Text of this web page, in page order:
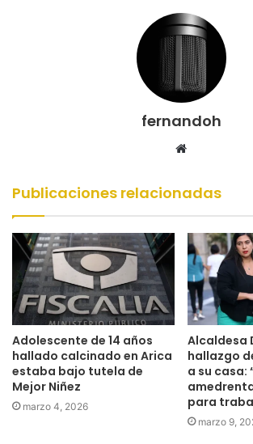
fernandoh
Sitio
Publicaciones relacionadas
Adolescente de 14 años
hallado calcinado en Arica
estaba bajo tutela de
Mejor Niñez
marzo 4, 2026
Alcaldesa
hallazgo
a su casa:
para
marzo 9,